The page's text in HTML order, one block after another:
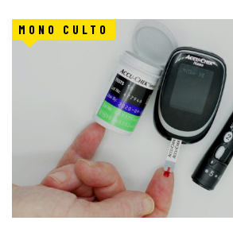
MONO CULTO